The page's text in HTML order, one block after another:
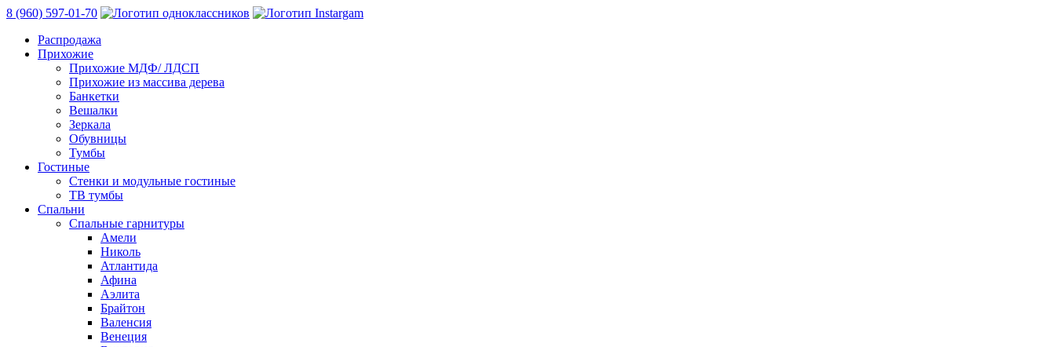
8 (960) 597-01-70
Распродажа
Прихожие
Прихожие МДФ/ ЛДСП
Прихожие из массива дерева
Банкетки
Вешалки
Зеркала
Обувницы
Тумбы
Гостиные
Стенки и модульные гостиные
ТВ тумбы
Спальни
Спальные гарнитуры
Амели
Николь
Атлантида
Афина
Аэлита
Брайтон
Валенсия
Венеция